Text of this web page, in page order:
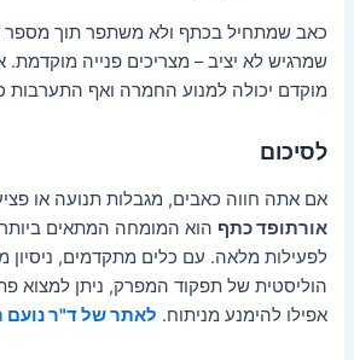
כאב שמתחיל בכתף ולא משתפר תוך מספר
שמרגיש לא יציב – מצריכים פנייה
מוקדם יכולה למנוע החמרה ואף התערבות
לסיכום
אם אתה חווה כאבים, מגבלות תנועה או
אורתופד כתף הוא המומחה המתאים
לפעילות מלאה. עם כלים מתקדמים, ניסיון
הוליסטית של תפקוד המפרק, ניתן למצוא
אפילו להימנע מניתוח. לאתר של ד"ר נועם